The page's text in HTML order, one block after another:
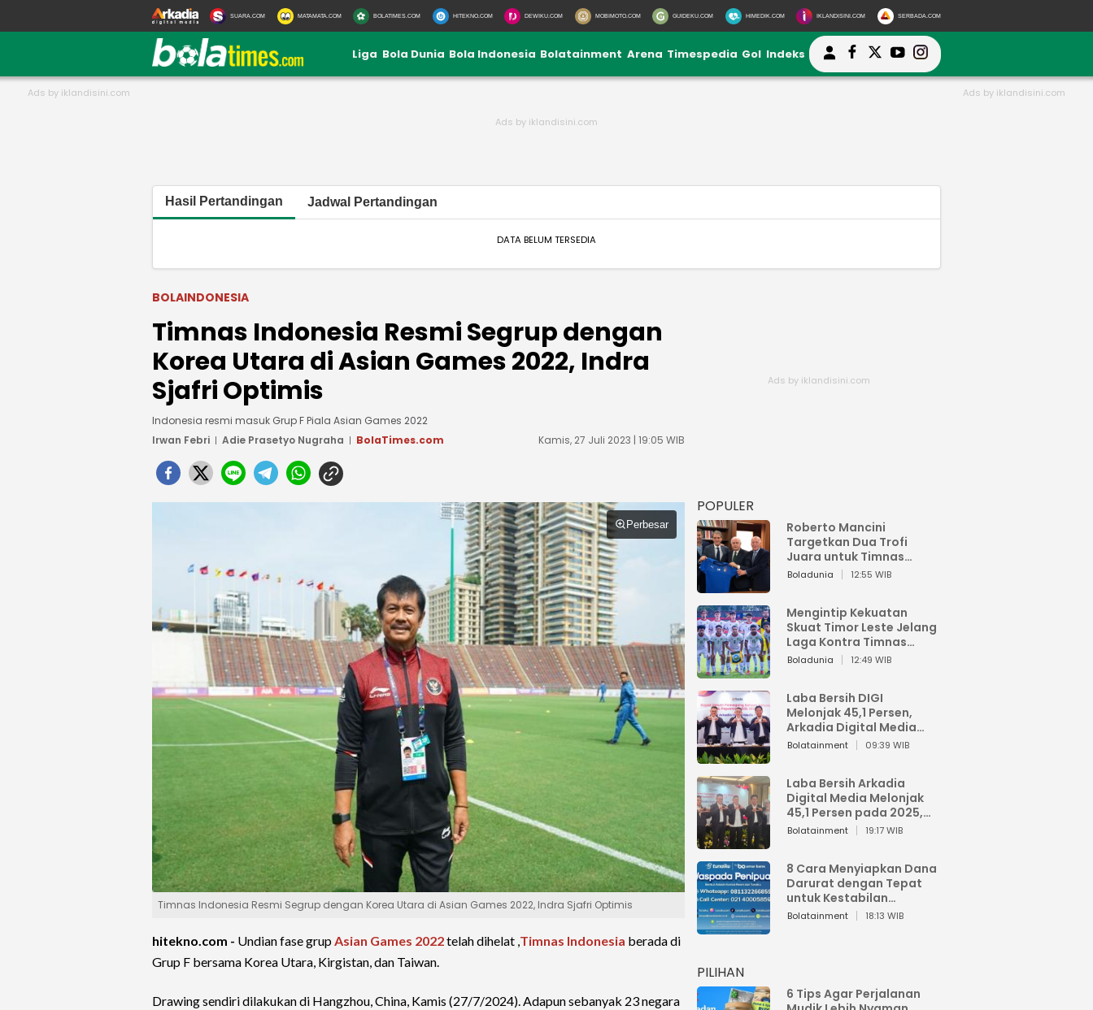
SUARA.COM MATAMATA.COM BOLATIMES.COM HITEKNO.COM DEWIKU.COM MOBIMOTO.COM GUIDEKU.COM HIMEDIK.COM IKLANDISINI.COM SERBADA.COM
Liga Bola Dunia Bola Indonesia Bolatainment Arena Timespedia Gol Indeks
Hasil Pertandingan Jadwal Pertandingan
DATA BELUM TERSEDIA
BOLAINDONESIA
Timnas Indonesia Resmi Segrup dengan
Korea Utara di Asian Games 2022, Indra
Sjafri Optimis
Indonesia resmi masuk Grup F Piala Asian Games 2022
Irwan Febri
Adie Prasetyo Nugraha BolaTimes.com Kamis, 27 Juli 2023 | 19:05 WIB
Perbesar
Timnas Indonesia Resmi Segrup dengan Korea Utara di Asian Games 2022, Indra Sjafri Optimis
hitekno.com - Undian fase grup Asian Games 2022telah dihelat ,Timnas Indonesia berada di
Grup F bersama Korea Utara, Kirgistan, dan Taiwan.
Drawing sendiri dilakukan di Hangzhou, China, Kamis (27/7/2024). Adapun sebanyak 23 negara
POPULER
Roberto Mancini
Targetkan Dua Trofi
Juara untuk Timnas
Italia
Boladunia 12:55 WIB
Mengintip Kekuatan
Skuat Timor Leste Jelang
Laga Kontra Timnas
Indonesia di Piala AFF
Boladunia 12:49 WIB
Laba Bersih DIGI
Melonjak 45,1 Persen,
Arkadia Digital Media
Perkuat Bisnis AI dan
Bolatainment 09:39 WIB
Laba Bersih Arkadia
Digital Media Melonjak
45,1 Persen pada 2025,
Sentuh Rp1,76 Miliar
Bolatainment 19:17 WIB
8 Cara Menyiapkan Dana
Darurat dengan Tepat
untuk Kestabilan
Keuangan
Bolatainment 18:13 WIB
PILIHAN
6 Tips Agar Perjalanan